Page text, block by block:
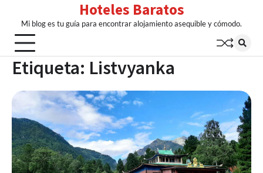
content
Hoteles Baratos
Mi blog es tu guía para encontrar alojamiento asequible y cómodo.
Etiqueta: Listvyanka